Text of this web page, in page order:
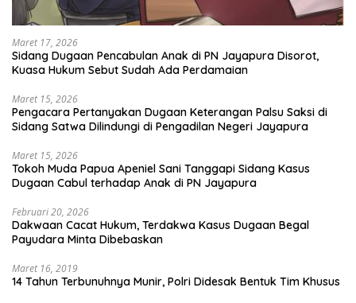
Maret 17, 2026
Sidang Dugaan Pencabulan Anak di PN Jayapura Disorot,
Kuasa Hukum Sebut Sudah Ada Perdamaian
Maret 15, 2026
Pengacara Pertanyakan Dugaan Keterangan Palsu Saksi di
Sidang Satwa Dilindungi di Pengadilan Negeri Jayapura
Maret 15, 2026
Tokoh Muda Papua Apeniel Sani Tanggapi Sidang Kasus
Dugaan Cabul terhadap Anak di PN Jayapura
Februari 20, 2026
Dakwaan Cacat Hukum, Terdakwa Kasus Dugaan Begal
Payudara Minta Dibebaskan
Maret 16, 2019
14 Tahun Terbunuhnya Munir, Polri Didesak Bentuk Tim Khusus